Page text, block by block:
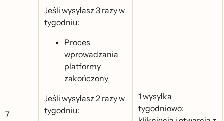
7
Jeśli wysyłasz 3 razy w
tygodniu:
Proces
wprowadzania
platformy
zakończony
Jeśli wysyłasz 2 razy w
tygodniu:
1 wysyłka
tygodniowo: